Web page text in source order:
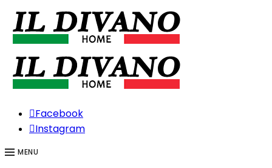
Facebook
Instagram
MENU